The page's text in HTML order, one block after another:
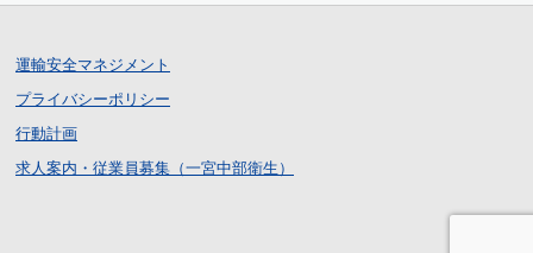
運輸安全マネジメント
プライバシーポリシー
行動計画
求人案内・従業員募集（一宮中部衛生）